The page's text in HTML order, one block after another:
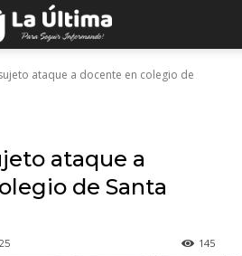
ataque a docente en colegio de
ataque a
de Santa
145